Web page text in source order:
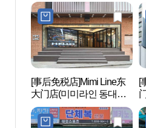
[事后免税店]Mimi Line东
大门店(미미라인 동대문
점)
[